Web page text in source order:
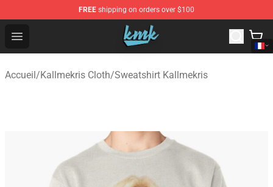
FREE shipping on orders over $100
Open menu
KallMeKris Store - Official KallMeKris Merchandise Shop
Accueil/Kallmekris Cloth/Sweatshirt Kallmekris